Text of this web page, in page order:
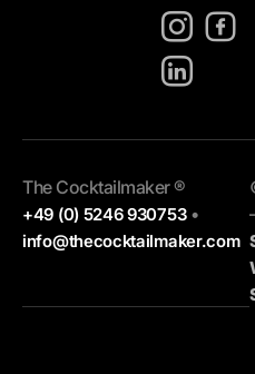
The Cocktailmaker ®
+49 (0) 5246 930753•
info@thecocktailmaker.com